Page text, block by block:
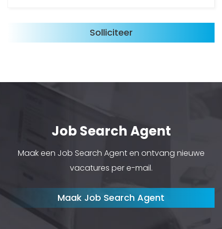
Job Search Agent
Maak een Job Search Agent en ontvang nieuwe
vacatures per e-mail.
Maak Job Search Agent